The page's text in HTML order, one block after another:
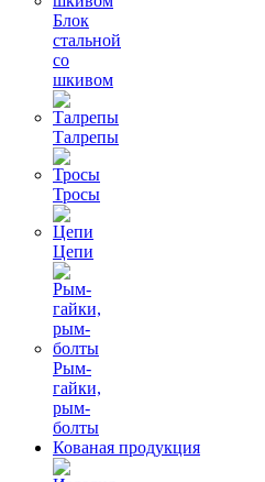
Блок
стальной
со
шкивом
Талрепы
Тросы
Цепи
Рым-
гайки,
рым-
болты
Кованая продукция